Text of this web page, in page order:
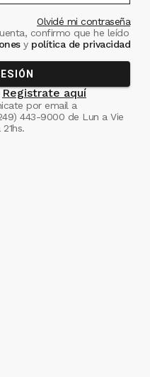
Olvidé mi contraseña
confirmo que he leído
ypolítica de privacidad
Registrate aquí
por email a
443-9000 de Lun a Vie